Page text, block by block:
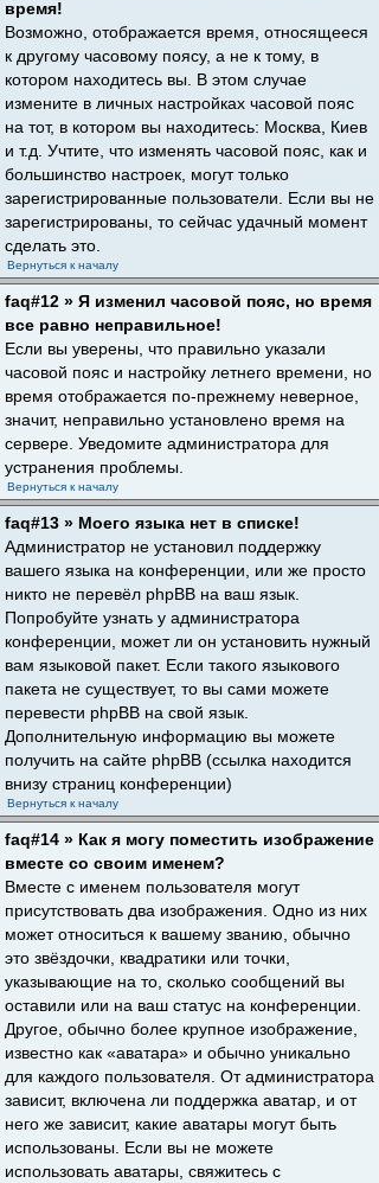
время!
Возможно, отображается время, относящееся
к другому часовому поясу, а не к тому, в
котором находитесь вы. В этом случае
измените в личных настройках часовой пояс
на тот, в котором вы находитесь: Москва, Киев
и т.д. Учтите, что изменять часовой пояс, как и
большинство настроек, могут только
зарегистрированные пользователи. Если вы не
зарегистрированы, то сейчас удачный момент
сделать это.
Вернуться к началу
faq#12 » Я изменил часовой пояс, но время
все равно неправильное!
Если вы уверены, что правильно указали
часовой пояс и настройку летнего времени, но
время отображается по-прежнему неверное,
значит, неправильно установлено время на
сервере. Уведомите администратора для
устранения проблемы.
Вернуться к началу
faq#13 » Моего языка нет в списке!
Администратор не установил поддержку
вашего языка на конференции, или же просто
никто не перевёл phpBB на ваш язык.
Попробуйте узнать у администратора
конференции, может ли он установить нужный
вам языковой пакет. Если такого языкового
пакета не существует, то вы сами можете
перевести phpBB на свой язык.
Дополнительную информацию вы можете
получить на сайте phpBB (ссылка находится
внизу страниц конференции)
Вернуться к началу
faq#14 » Как я могу поместить изображение
вместе со своим именем?
Вместе с именем пользователя могут
присутствовать два изображения. Одно из них
может относиться к вашему званию, обычно
это звёздочки, квадратики или точки,
указывающие на то, сколько сообщений вы
оставили или на ваш статус на конференции.
Другое, обычно более крупное изображение,
известно как «аватара» и обычно уникально
для каждого пользователя. От администратора
зависит, включена ли поддержка аватар, и от
него же зависит, какие аватары могут быть
использованы. Если вы не можете
использовать аватары, свяжитесь с